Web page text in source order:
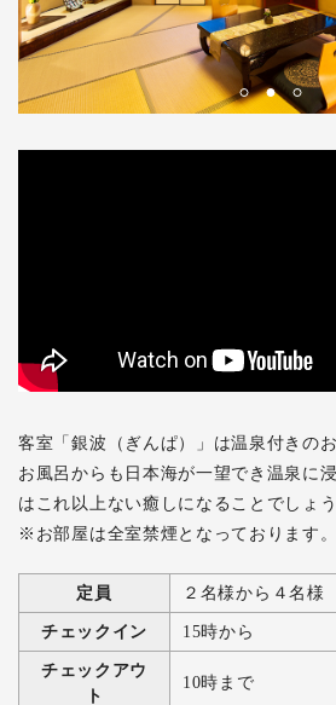
客室「銀波（ぎんぱ）」は温泉付きの
お風呂からも日本海が一望でき温泉に
はこれ以上ない癒しになることでしょう
※お部屋は全室禁煙となっております。
定員 ２名様から４名様
チェックイン 15時から
チェックアウ
ト
10時まで